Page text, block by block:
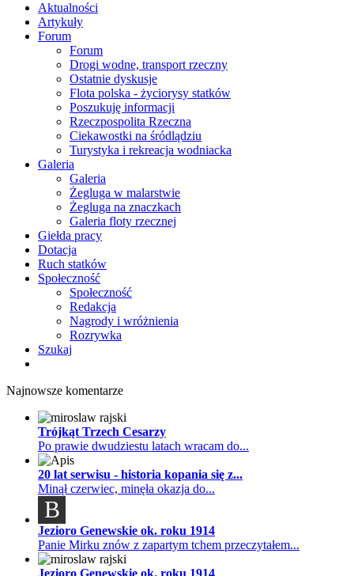
Aktualności
Artykuły
Forum
Forum
Drogi wodne, transport rzeczny
Ostatnie dyskusje
Flota polska - życiorysy statków
Poszukuję informacji
Rzeczpospolita Rzeczna
Ciekawostki na śródlądziu
Turystyka i rekreacja wodniacka
Galeria
Galeria
Żegluga w malarstwie
Żegluga na znaczkach
Galeria floty rzecznej
Giełda pracy
Dotacja
Ruch statków
Społeczność
Społeczność
Redakcja
Nagrody i wróżnienia
Rozrywka
Szukaj
Najnowsze komentarze
Trójkąt Trzech Cesarzy
Po prawie dwudziestu latach wracam do...
20 lat serwisu - historia kopania się z...
Minął czerwiec, minęła okazja do...
B
Jezioro Genewskie ok. roku 1914
Panie Mirku znów z zapartym tchem przeczytałem...